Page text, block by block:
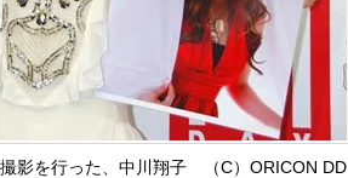
影を行った、中川翔子 （C）ORICON DD